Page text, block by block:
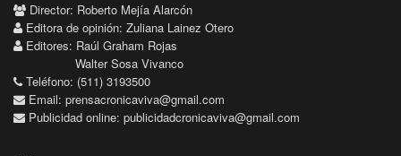
Director: Roberto Mejía Alarcón
Editora de opinión: Zuliana Lainez Otero
Editores: Raúl Graham Rojas
Walter Sosa Vivanco
Teléfono: (511) 3193500
Email: prensacronicaviva@gmail.com
Publicidad online: publicidadcronicaviva@gmail.com